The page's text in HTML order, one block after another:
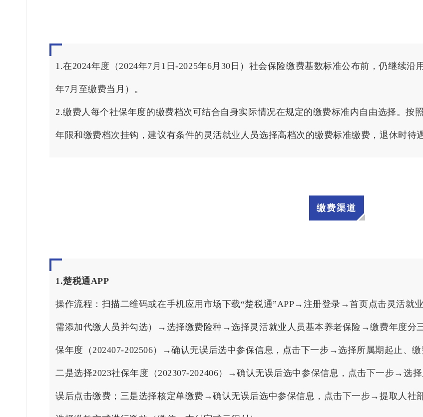
1.在2024年度（2024年7月1日-2025年6月30日）社会保险缴费基数标准公布前，仍继续
年7月至缴费当月）。
2.缴费人每个社保年度的缴费档次可结合自身实际情况在规定的缴费标准内自由选择。按
年限和缴费档次挂钩，建议有条件的灵活就业人员选择高档次的缴费标准缴费，退休时待
缴费渠道
1.楚税通APP
操作流程：扫描二维码或在手机应用市场下载“楚税通”APP→注册登录→首页点击灵活就
需添加代缴人员并勾选）→选择缴费险种→选择灵活就业人员基本养老保险→缴费年度分
保年度（202407-202506）→确认无误后选中参保信息，点击下一步→选择所属期起止、
二是选择2023社保年度（202307-202406）→确认无误后选中参保信息，点击下一步→选
误后点击缴费；三是选择核定单缴费→确认无误后选中参保信息，点击下一步→提取人社